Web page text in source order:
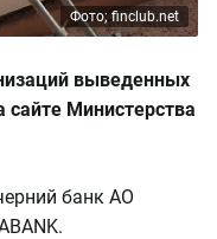
Фото; finclub.net
выведенных
сайте Министерства
банк АО